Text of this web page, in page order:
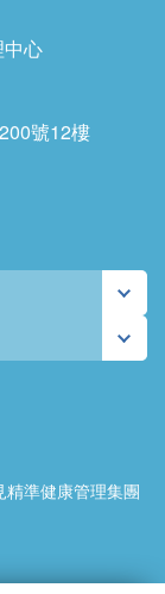
心
號12樓
準健康管理集團